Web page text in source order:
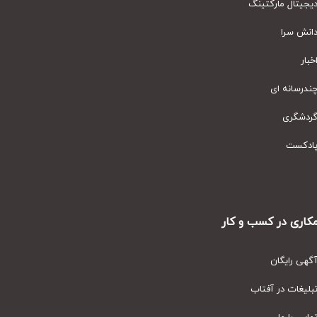
مارکتینگ
سرا
ای
در کسب و کار
رایگان
در آفتاب